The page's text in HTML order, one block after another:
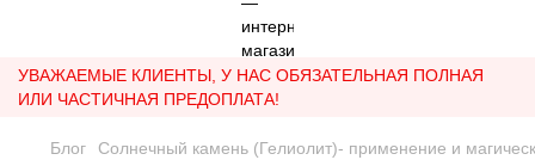
УВАЖАЕМЫЕ КЛИЕНТЫ, У НАС ОБЯЗАТЕЛЬНАЯ ПОЛНАЯ
ИЛИ ЧАСТИЧНАЯ ПРЕДОПЛАТА!
Блог Солнечный камень (Гелиолит)- применение и